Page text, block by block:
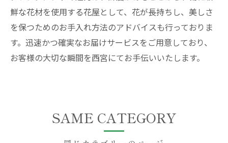
鮮な花材を使用する花屋として、花が長持ちし、美しさ
を保つためのお手入れ方法のアドバイスも行っておりま
す。迅速かつ確実なお届けサービスをご用意しており、
お客様の大切な瞬間を西宮にてお手伝いいたします。
SAME CATEGORY